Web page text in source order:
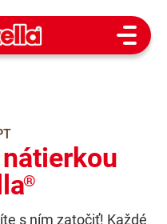
Open
®
s ním zatočiť! Každé